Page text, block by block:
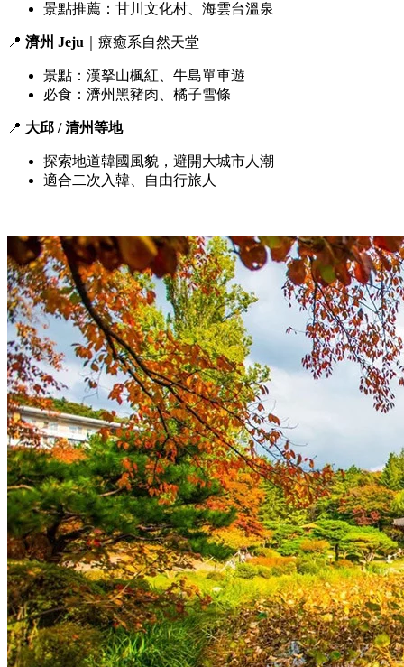
景點推薦：甘川文化村、海雲台溫泉
📍 濟州 Jeju ｜療癒系自然天堂
景點：漢拏山楓紅、牛島單車遊
必食：濟州黑豬肉、橘子雪條
📍 大邱 / 清州等地
探索地道韓國風貌，避開大城市人潮
適合二次入韓、自由行旅人